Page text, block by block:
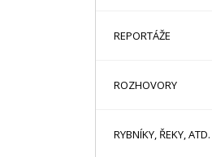
REPORTÁŽE
ROZHOVORY
RYBNÍKY, ŘEKY, ATD.